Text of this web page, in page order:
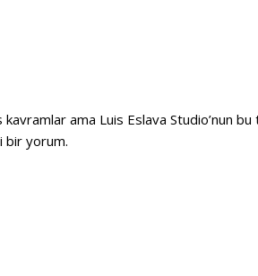
ama Luis Eslava Studio’nun bu
bir yorum.